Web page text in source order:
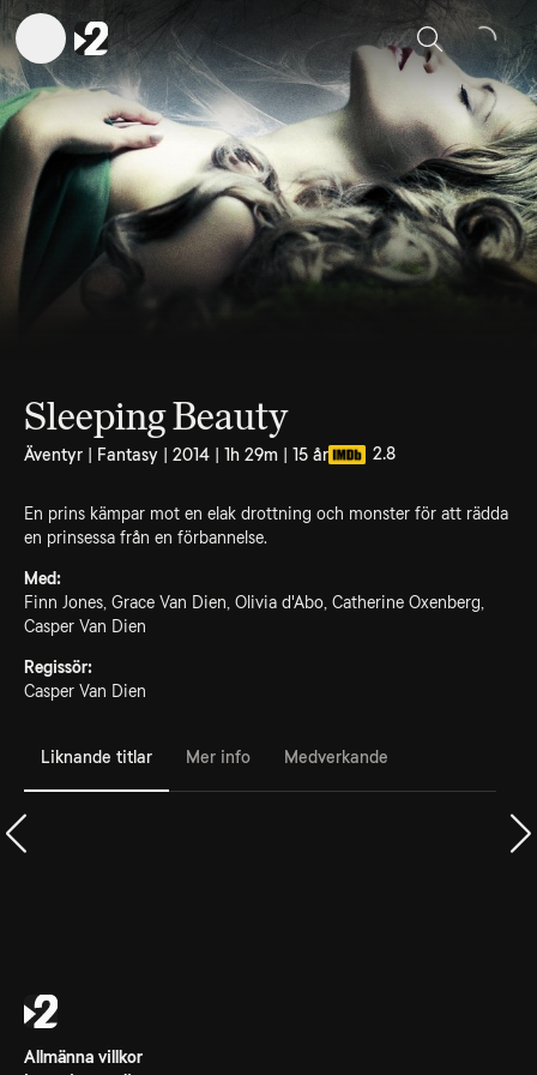
Sök
Sleeping Beauty
Äventyr | Fantasy | 2014 | 1h 29m | 15 år 2.8
En prins kämpar mot en elak drottning och monster för att rädda
en prinsessa från en förbannelse.
Med:
Finn Jones, Grace Van Dien, Olivia d'Abo, Catherine Oxenberg,
Casper Van Dien
Regissör:
Casper Van Dien
Liknande titlar Mer info Medverkande
Allmänna villkor